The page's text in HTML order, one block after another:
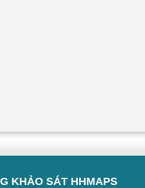
KHẢO SÁT HHMAPS